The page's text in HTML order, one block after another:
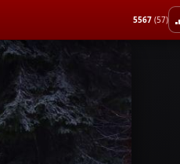
5567 (57)